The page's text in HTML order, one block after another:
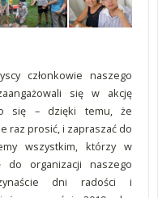
członkowie naszego
się w akcję
się – dzięki temu, że
raz prosić, i zapraszać do
wszystkim, którzy w
do organizacji naszego
dni radości i